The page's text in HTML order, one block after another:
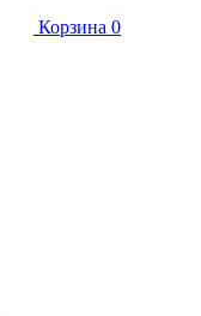
Корзина 0